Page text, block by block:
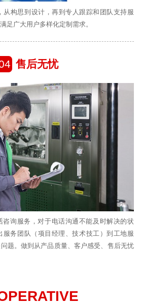
从构思到设计，再到专人跟踪和团队支持服
足广大用户多样化定制需求。
售后无忧
咨询服务，对于电话沟通不能及时解决的状
服务团队（项目经理、技术技工）到工地服
题。做到从产品质量、客户感受、售后无忧